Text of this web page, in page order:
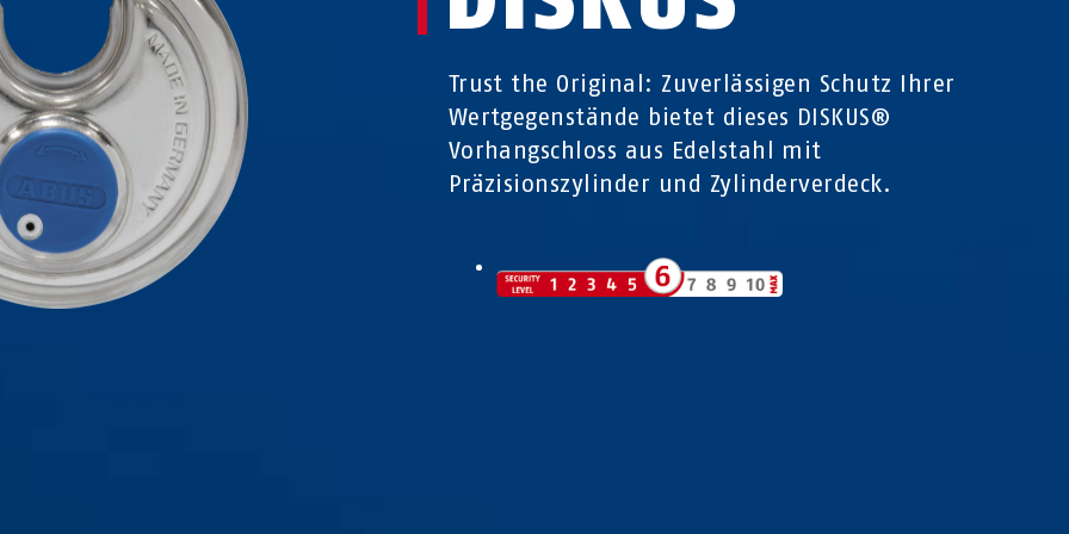
Trust the Original: Zuverlässigen Schutz Ihrer
Wertgegenstände bietet dieses DISKUS®
Vorhangschloss aus Edelstahl mit
Präzisionszylinder und Zylinderverdeck.